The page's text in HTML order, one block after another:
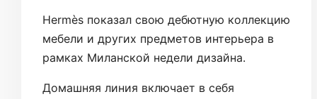
Hermès показал свою дебютную коллекцию
мебели и других предметов интерьера в
рамках Миланской недели дизайна.
Домашняя линия включает в себя